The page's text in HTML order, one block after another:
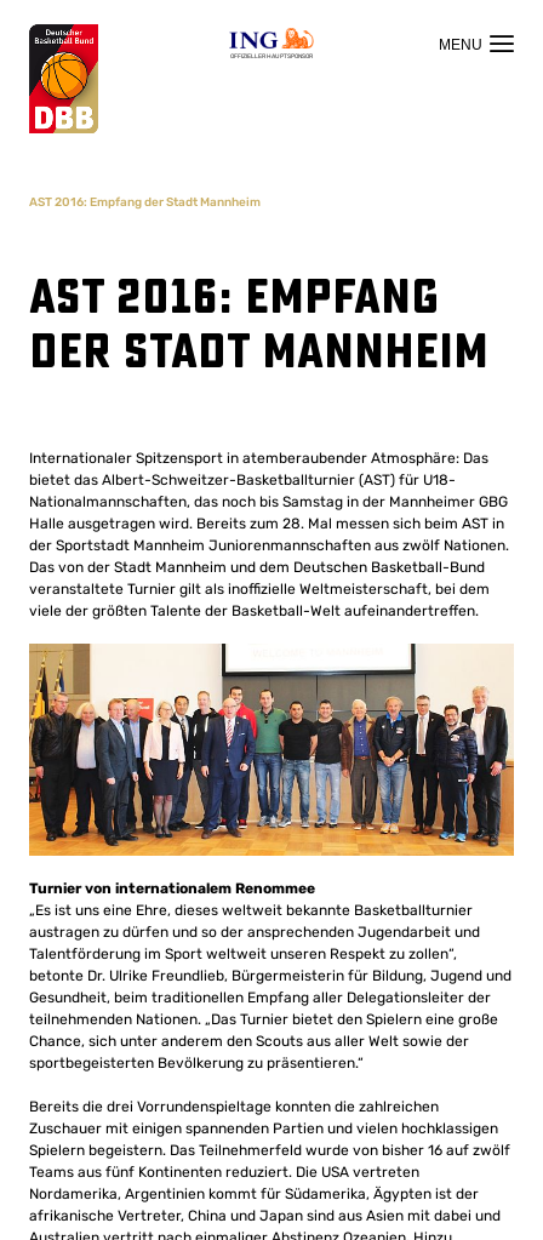
OFFIZIELLER HAUPTSPONSOR
AST 2016: Empfang der Stadt Mannheim
AST 2016: Empfang
der Stadt Mannheim
Internationaler Spitzensport in atemberaubender Atmosphäre: Das
bietet das Albert-Schweitzer-Basketballturnier (AST) für U18-
Nationalmannschaften, das noch bis Samstag in der Mannheimer GBG
Halle ausgetragen wird. Bereits zum 28. Mal messen sich beim AST in
der Sportstadt Mannheim Juniorenmannschaften aus zwölf Nationen.
Das von der Stadt Mannheim und dem Deutschen Basketball-Bund
veranstaltete Turnier gilt als inoffizielle Weltmeisterschaft, bei dem
viele der größten Talente der Basketball-Welt aufeinandertreffen.
Turnier von internationalem Renommee
„Es ist uns eine Ehre, dieses weltweit bekannte Basketballturnier
austragen zu dürfen und so der ansprechenden Jugendarbeit und
Talentförderung im Sport weltweit unseren Respekt zu zollen“,
betonte Dr. Ulrike Freundlieb, Bürgermeisterin für Bildung, Jugend und
Gesundheit, beim traditionellen Empfang aller Delegationsleiter der
teilnehmenden Nationen. „Das Turnier bietet den Spielern eine große
Chance, sich unter anderem den Scouts aus aller Welt sowie der
sportbegeisterten Bevölkerung zu präsentieren.“
Bereits die drei Vorrundenspieltage konnten die zahlreichen
Zuschauer mit einigen spannenden Partien und vielen hochklassigen
Spielern begeistern. Das Teilnehmerfeld wurde von bisher 16 auf zwölf
Teams aus fünf Kontinenten reduziert. Die USA vertreten
Nordamerika, Argentinien kommt für Südamerika, Ägypten ist der
afrikanische Vertreter, China und Japan sind aus Asien mit dabei und